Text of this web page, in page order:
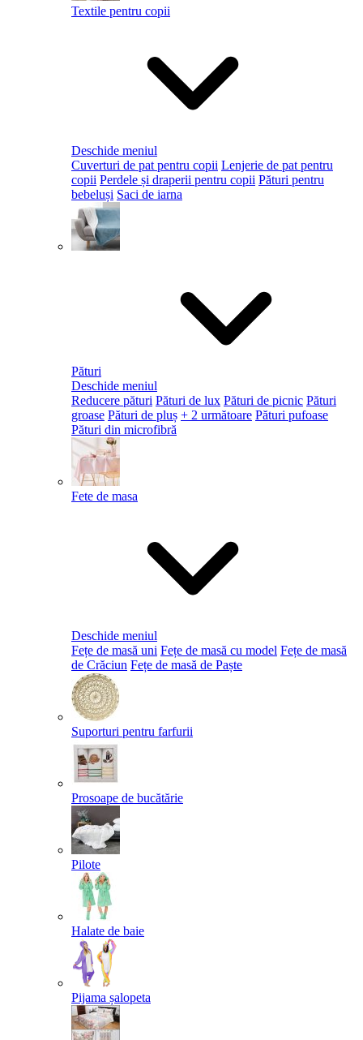
Textile pentru copii
Deschide meniul
Cuverturi de pat pentru copii Lenjerie de pat pentru
copii Perdele și draperii pentru copii Pături pentru
bebeluși Saci de iarna
Pături
Deschide meniul
Reducere pături Pături de lux Pături de picnic Pături
groase Pături de pluș + 2 următoare Pături pufoase
Pături din microfibră
Fete de masa
Deschide meniul
Fețe de masă uni Fețe de masă cu model Fețe de masă
de Crăciun Fețe de masă de Paște​
Suporturi pentru farfurii
Prosoape de bucătărie
Pilote
Halate de baie
Pijama șalopeta